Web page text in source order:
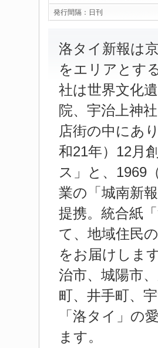
発行間隔： 日刊
洛タイ新報は
をエリアとす
社は世界文化
院、宇治上神
店街の中にあ
和21年）12月
ス」と、1969
業の「城南新
提携。統合紙
て、地域住民
をお届けしま
治市、城陽市
町、井手町、
「洛タイ」の
ます。